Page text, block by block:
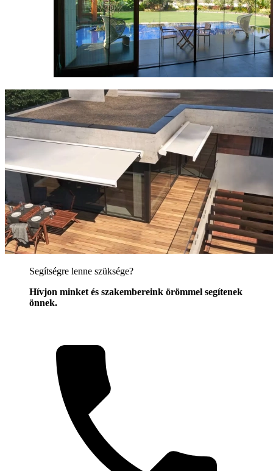
Segítségre lenne szüksége?
Hívjon minket és szakembereink örömmel segítenek
önnek.